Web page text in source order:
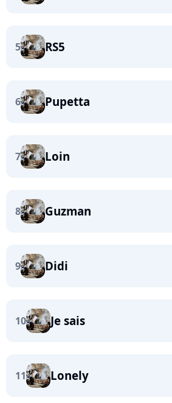
5 RS5
6 Pupetta
7 Loin
8 Guzman
9 Didi
10 Je sais
11 Lonely